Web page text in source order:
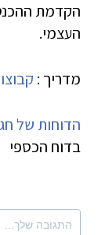
הקדמת
העצמי.
מדריך :
הדוחות של
בדוח הכספי